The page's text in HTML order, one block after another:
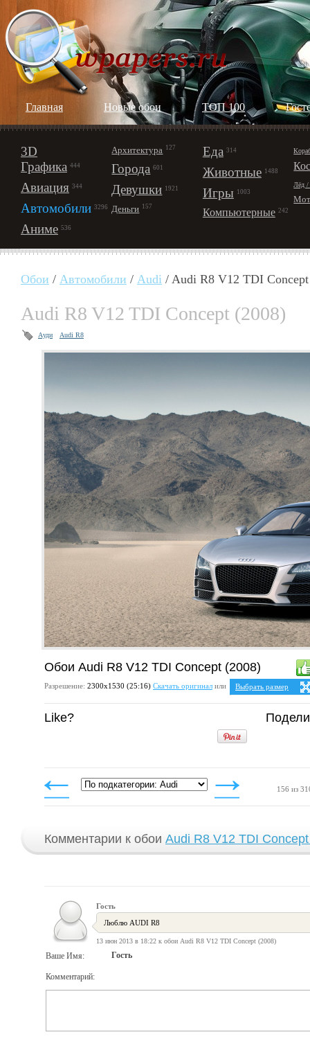
Главная Новые обои ТОП 100
3D
Графика 444
Авиация 344
Автомобили 3296
Аниме 536
Архитектура 127
Города 601
Девушки 1921
Деньги 157
Еда 314
Животные 1488
Игры 1003
Компьютерные 242
Лёд
Обои / Автомобили / Audi / Audi R8 V12 TDI
Audi R8 V12 TDI Concept (2008)
Ауди Audi R8
Обои Audi R8 V12 TDI Concept (2008)
Разрешение: 2300х1530 (25:16) Скачать оригиналили
Выбрать размер
Ваше разрешение:Не
1280x1024
1280x960
1400x1050
Like?
156 из
Комментарии к обои Audi R8 V12 TDI
Гость
Люблю AUDI R8
13 июн 2013 в 18:22 к обои Audi R8 V12 TDI Concept (2008)
Ваше Имя: Гость
Комментарий: